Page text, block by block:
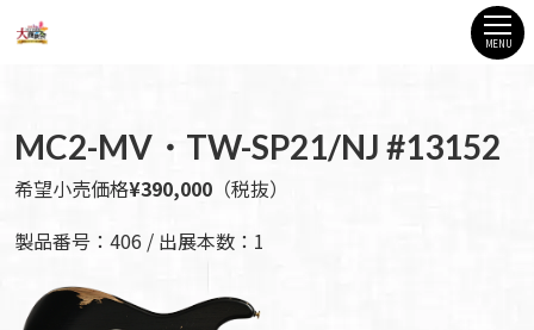
MENU
MC2-MV・TW-SP21/NJ #13152
希望小売価格¥390,000 （税抜）
製品番号：406 / 出展本数：1